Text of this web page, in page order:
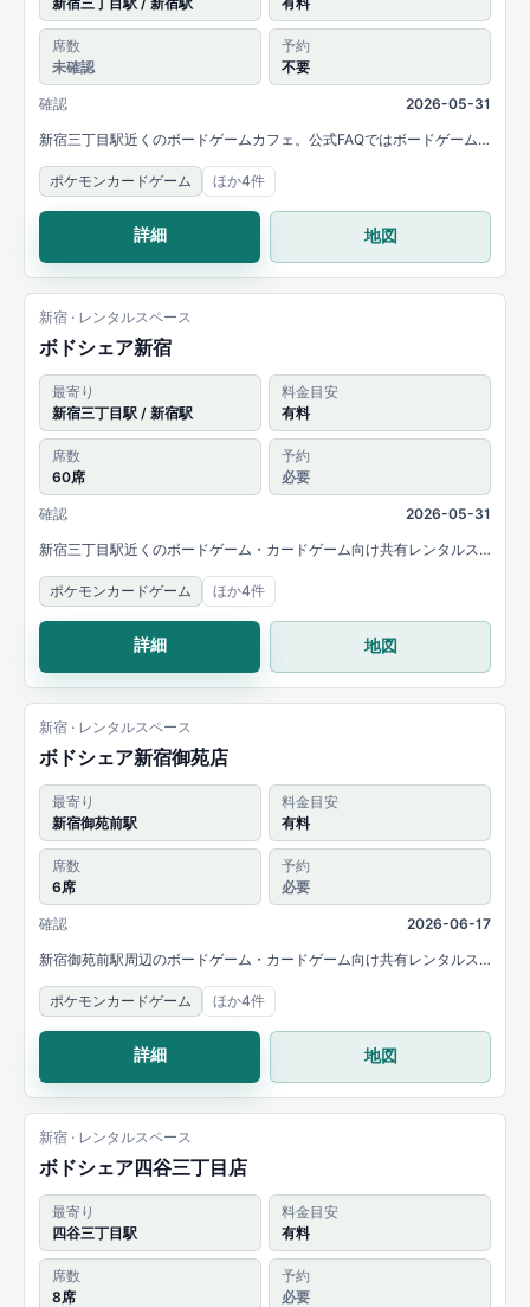
席数
未確認
予約
不要
確認
2026-05-31
新宿三丁目駅近くのボードゲームカフェ。公式FAQではボードゲーム
やTCG、カードゲームの持ち込み可能と案内されています。
ポケモンカードゲーム
ほか4件
詳細 地図
新宿 · レンタルスペース
ボドシェア新宿
最寄り
新宿三丁目駅 / 新宿駅
料金目安
有料
席数
60席
予約
必要
確認
2026-05-31
新宿三丁目駅近くのボードゲーム・カードゲーム向け共有レンタルス
ペース。公式情報ではカードゲーム専用の卓予約や相席予約が案内さ
れています。
ポケモンカードゲーム ほか4件
詳細 地図
新宿 · レンタルスペース
ボドシェア新宿御苑店
最寄り
新宿御苑前駅
料金目安
有料
席数
6席
予約
必要
確認
2026-06-17
新宿御苑前駅周辺のボードゲーム・カードゲーム向け共有レンタルス
ペース。公式情報ではカードゲーム等のテーブルゲーム利用と、6名ま
での貸切確約が案内されています。
ポケモンカードゲーム ほか4件
詳細 地図
新宿 · レンタルスペース
ボドシェア四谷三丁目店
最寄り
四谷三丁目駅
料金目安
有料
席数
8席
予約
必要